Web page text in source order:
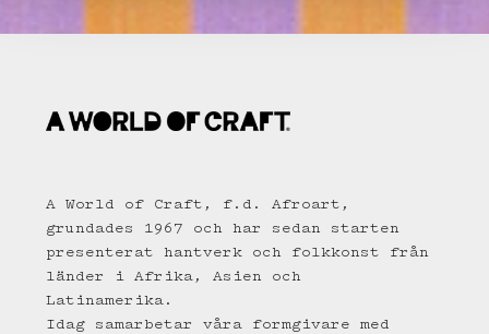
A World of Craft, f.d. Afroart,
grundades 1967 och har sedan starten
presenterat hantverk och folkkonst från
länder i Afrika, Asien och
Latinamerika.
Idag samarbetar våra formgivare med